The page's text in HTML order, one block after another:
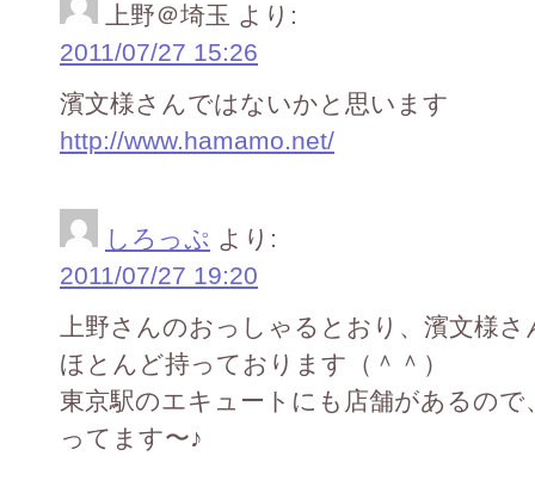
上野＠埼玉 より:
2011/07/27 15:26
濱文様さんではないかと思います
http://www.hamamo.net/
しろっぷ より:
2011/07/27 19:20
上野さんのおっしゃるとおり、濱文様
ほとんど持っております（＾＾）
東京駅のエキュートにも店舗があるの
ってます〜♪